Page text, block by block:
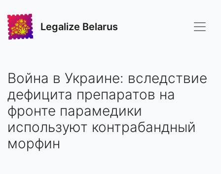
Legalize Belarus
Война в Украине: вследствие
дефицита препаратов на
фронте парамедики
используют контрабандный
морфин